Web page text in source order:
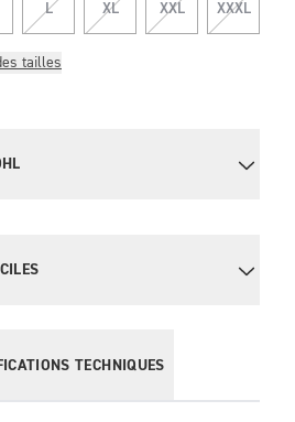
L XL XXL XXXL
tailles
TECHNIQUES